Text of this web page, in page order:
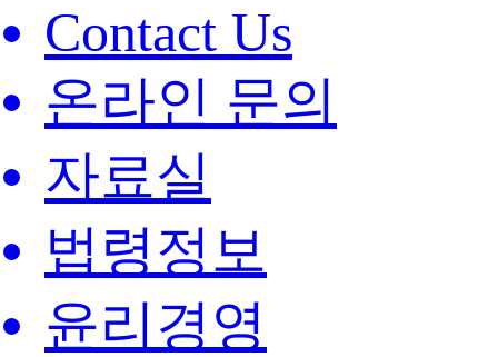
Contact Us
온라인 문의
자료실
법령정보
윤리경영